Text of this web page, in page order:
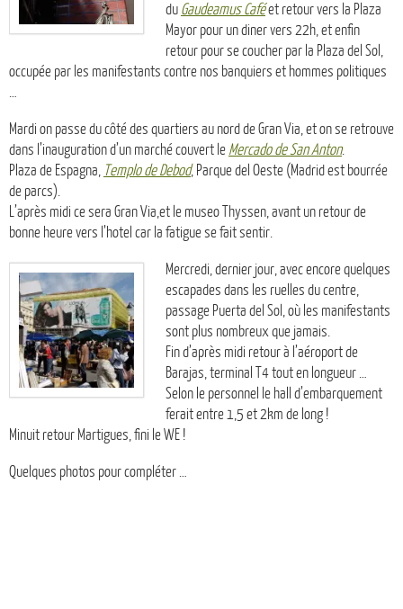
du Gaudeamus Caféet retour vers la Plaza
Mayor pour un diner vers 22h, et enfin
retour pour se coucher par la Plaza del Sol,
occupée par les manifestants contre nos banquiers et hommes politiques
…
Mardi on passe du côté des quartiers au nord de Gran Via, et on se retrouve
dans l’inauguration d’un marché couvert le Mercado de San Anton.
Plaza de Espagna, Templo de Debod, Parque del Oeste (Madrid est bourrée
de parcs).
L’après midi ce sera Gran Via,et le museo Thyssen, avant un retour de
bonne heure vers l’hotel car la fatigue se fait sentir.
Mercredi, dernier jour, avec encore quelques
escapades dans les ruelles du centre,
passage Puerta del Sol, où les manifestants
sont plus nombreux que jamais.
Fin d’après midi retour à l’aéroport de
Barajas, terminal T4 tout en longueur …
Selon le personnel le hall d’embarquement
ferait entre 1,5 et 2km de long !
Minuit retour Martigues, fini le WE !
Quelques photos pour compléter …